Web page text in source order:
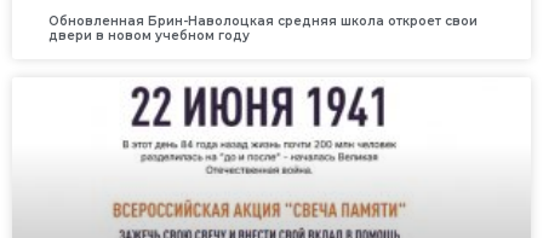
Обновленная Брин-Наволоцкая средняя школа откроет свои
двери в новом учебном году